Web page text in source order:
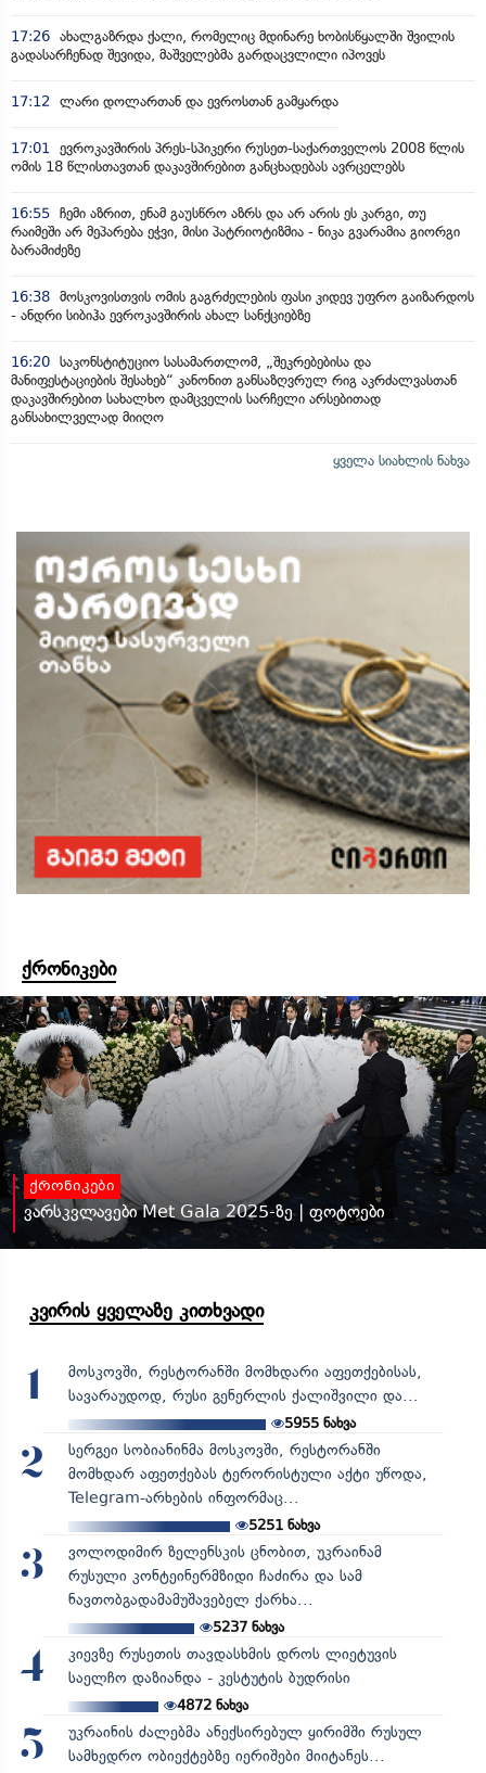
17:26 ახალგაზრდა ქალი, რომელიც მდინარე ხობისწყალში შვილის
გადასარჩენად შევიდა, მაშველებმა გარდაცვლილი იპოვეს
17:12 ლარი დოლართან და ევროსთან გამყარდა
17:01
ევროკავშირის პრეს-სპიკერი რუსეთ-საქართველოს 2008 წლის
ომის 18 წლისთავთან დაკავშირებით განცხადებას ავრცელებს
16:55 ჩემი აზრით, ენამ გაუსწრო აზრს და არ არის ეს კარგი, თუ
რაიმეში არ მეპარება ეჭვი, მისი პატრიოტიზმია - ნიკა გვარამია გიორგი
ბარამიძეზე
16:38 მოსკოვისთვის ომის გაგრძელების ფასი კიდევ უფრო გაიზარდოს
- ანდრი სიბიჰა ევროკავშირის ახალ სანქციებზე
16:20 საკონსტიტუციო სასამართლომ, „შეკრებებისა და
მანიფესტაციების შესახებ“ კანონით განსაზღვრულ რიგ აკრძალვასთან
დაკავშირებით სახალხო დამცველის სარჩელი არსებითად
განსახილველად მიიღო
ყველა სიახლის ნახვა
ქრონიკები
ქრონიკები
ვარსკვლავები Met Gala 2025-ზე | ფოტოები
კვირის ყველაზე კითხვადი
1
მოსკოვში, რესტორანში მომხდარი აფეთქებისას,
სავარაუდოდ, რუსი გენერლის ქალიშვილი და...
5955 ნახვა
2
სერგეი სობიანინმა მოსკოვში, რესტორანში
მომხდარ აფეთქებას ტერორისტული აქტი უწოდა,
Telegram-არხების ინფორმაც...
5251ნახვა
3
ვოლოდიმირ ზელენსკის ცნობით, უკრაინამ
რუსული კონტეინერმზიდი ჩაძირა და სამ
ნავთობგადამამუშავებელ ქარხა...
5237ნახვა
4
კიევზე რუსეთის თავდასხმის დროს ლიეტუვის
საელჩო დაზიანდა - კესტუტის ბუდრისი
4872ნახვა
5
უკრაინის ძალებმა ანექსირებულ ყირიმში რუსულ
სამხედრო ობიექტებზე იერიშები მიიტანეს...